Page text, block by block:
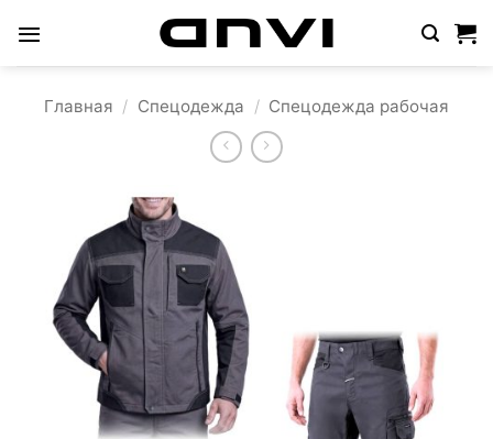
content
Главная / Спецодежда / Спецодежда рабочая